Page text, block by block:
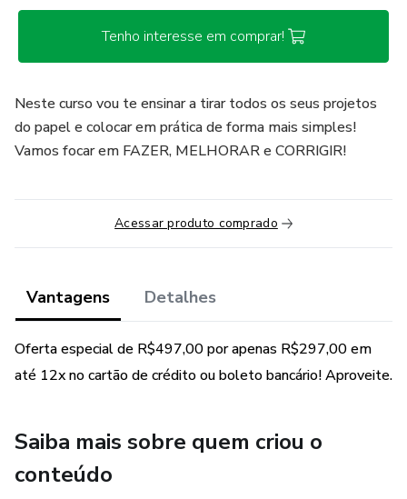
Tenho interesse em comprar!
Neste curso vou te ensinar a tirar todos os seus projetos
do papel e colocar em prática de forma mais simples!
Vamos focar em FAZER, MELHORAR e CORRIGIR!
Acessar produto comprado
Vantagens Detalhes
Oferta especial de R$497,00 por apenas R$297,00 em
até 12x no cartão de crédito ou boleto bancário! Aproveite.
Saiba mais sobre quem criou o
conteúdo